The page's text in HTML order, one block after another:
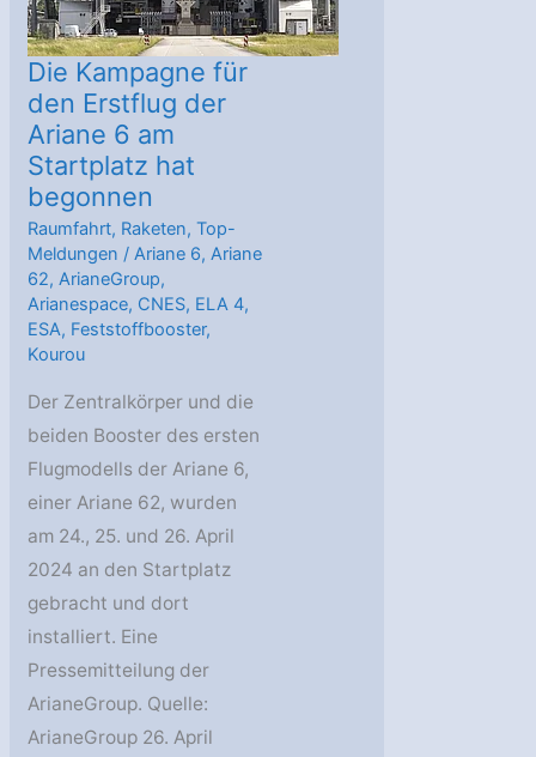
Die Kampagne für
den Erstflug der
Ariane 6 am
Startplatz hat
begonnen
Raumfahrt, Raketen,Top-
Meldungen /Ariane 6,Ariane
62,ArianeGroup,
Arianespace, CNES, ELA 4,
ESA, Feststoffbooster,
Kourou
Der Zentralkörper und die
beiden Booster des ersten
Flugmodells der Ariane 6,
einer Ariane 62, wurden
am 24., 25. und 26. April
2024 an den Startplatz
gebracht und dort
installiert. Eine
Pressemitteilung der
ArianeGroup. Quelle:
ArianeGroup 26. April